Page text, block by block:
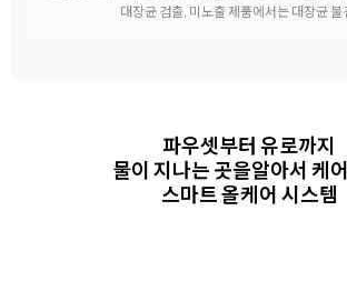
대장균 검출, 미노출 제품에서는 대장균 불
파우셋부터 유로까지
물이 지나는 곳을알아서 케
스마트 올케어 시스템